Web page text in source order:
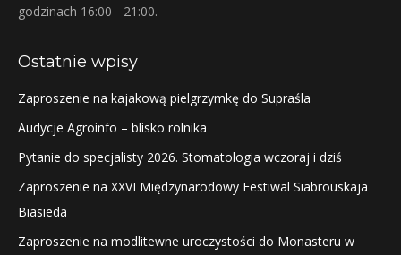
godzinach 16:00 - 21:00.
Ostatnie wpisy
Zaproszenie na kajakową pielgrzymkę do Supraśla
Audycje Agroinfo – blisko rolnika
Pytanie do specjalisty 2026. Stomatologia wczoraj i dziś
Zaproszenie na XXVI Międzynarodowy Festiwal Siabrouskaja
Biasieda
Zaproszenie na modlitewne uroczystości do Monasteru w